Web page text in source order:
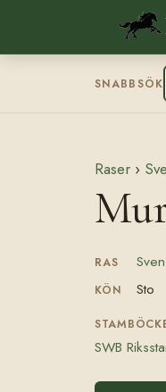
SNABBSÖK
Raser ›
RAS
KÖN Sto
SWB